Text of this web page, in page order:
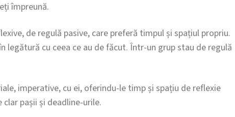
împreună.
de regulă pasive, care preferă timpul și spațiul propriu.
legătură cu ceea ce au de făcut. Într-un grup stau de regulă
imperative, cu ei, oferindu-le timp și spațiu de reflexie
pașii și deadline-urile.